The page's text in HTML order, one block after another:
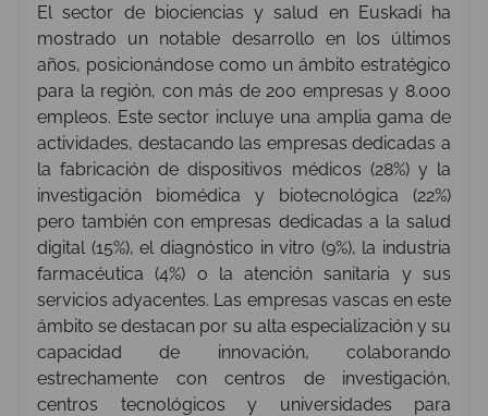
El sector de biociencias y salud en Euskadi ha
mostrado un notable desarrollo en los últimos
años, posicionándose como un ámbito estratégico
para la región, con más de 200 empresas y 8.000
empleos. Este sector incluye una amplia gama de
actividades, destacando las empresas dedicadas a
la fabricación de dispositivos médicos (28%) y la
investigación biomédica y biotecnológica (22%)
pero también con empresas dedicadas a la salud
digital (15%), el diagnóstico in vitro (9%), la industria
farmacéutica (4%) o la atención sanitaria y sus
servicios adyacentes. Las empresas vascas en este
ámbito se destacan por su alta especialización y su
capacidad de innovación, colaborando
estrechamente con centros de investigación,
centros tecnológicos y universidades para